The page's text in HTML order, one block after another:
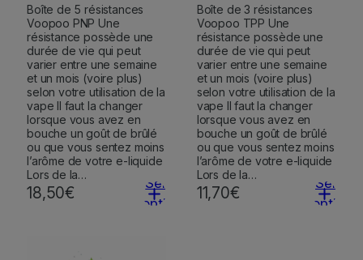
Boîte de 5 résistances
Voopoo PNP Une
résistance possède une
durée de vie qui peut
varier entre une semaine
et un mois (voire plus)
selon votre utilisation de la
vape Il faut la changer
lorsque vous avez en
bouche un goût de brûlé
ou que vous sentez moins
l’arôme de votre e-liquide
Lors de la…
18,50€
Select
options
Boîte de 3 résistances
Voopoo TPP Une
résistance possède une
durée de vie qui peut
varier entre une semaine
et un mois (voire plus)
selon votre utilisation de la
vape Il faut la changer
lorsque vous avez en
bouche un goût de brûlé
ou que vous sentez moins
l’arôme de votre e-liquide
Lors de la…
11,70€
Select
options